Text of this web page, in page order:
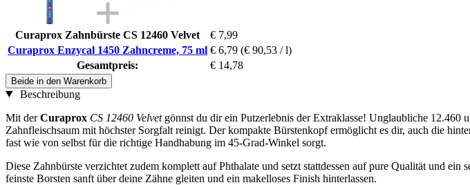
Curaprox Zahnbürste CS 12460 Velvet
€ 7,99
Curaprox Enzycal 1450 Zahncreme, 75 ml € 6,79 (€ 90,53 / l)
Gesamtpreis:
€ 14,78
Beide in den Warenkorb
Beschreibung
Mit derCuraprox CS 12460 Velvetgönnst du dir ein Putzerlebnis der Extraklasse! Unglaubliche 12.460
Zahnfleischsaum mit höchster Sorgfalt reinigt. Der kompakte Bürstenkopf ermöglicht es dir, auch die
fast wie von selbst für die richtige Handhabung im 45-Grad-Winkel sorgt.
Diese Zahnbürste verzichtet zudem komplett auf Phthalate und setzt stattdessen auf pure Qualität und
feinste Borsten sanft über deine Zähne gleiten und ein makelloses Finish hinterlassen.